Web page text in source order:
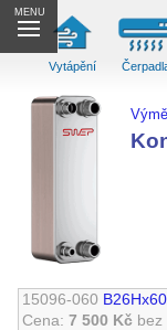
MENU
Vytápění
15096-060
Cena:7 500 Kč bez